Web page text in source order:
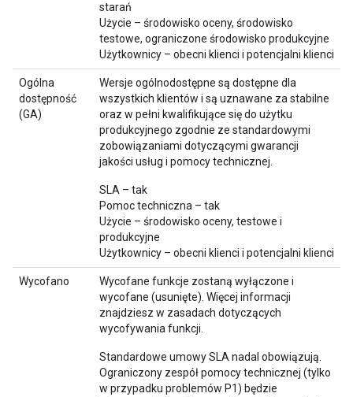
starań
Użycie – środowisko oceny, środowisko
testowe, ograniczone środowisko produkcyjne
Użytkownicy – obecni klienci i potencjalni klienci
Ogólna
dostępność
(GA)
Wersje ogólnodostępne są dostępne dla
wszystkich klientów i są uznawane za stabilne
oraz w pełni kwalifikujące się do użytku
produkcyjnego zgodnie ze standardowymi
zobowiązaniami dotyczącymi gwarancji
jakości usług i pomocy technicznej.
SLA – tak
Pomoc techniczna – tak
Użycie – środowisko oceny, testowe i
produkcyjne
Użytkownicy – obecni klienci i potencjalni klienci
Wycofano
Wycofane funkcje zostaną wyłączone i
wycofane (usunięte). Więcej informacji
znajdziesz w zasadach dotyczących
wycofywania funkcji.
Standardowe umowy SLA nadal obowiązują.
Ograniczony zespół pomocy technicznej (tylko
w przypadku problemów P1) będzie